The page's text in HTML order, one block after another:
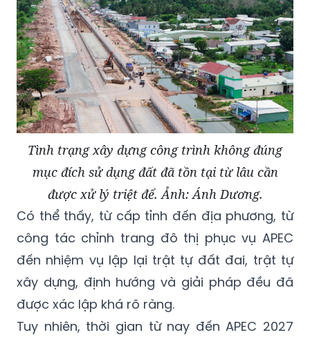
Tình trạng xây dựng công trình không đúng
mục đích sử dụng đất đã tồn tại từ lâu cần
được xử lý triệt để. Ảnh: Ánh Dương.
Có thể thấy, từ cấp tỉnh đến địa phương, từ
công tác chỉnh trang đô thị phục vụ APEC
đến nhiệm vụ lập lại trật tự đất đai, trật tự
xây dựng, định hướng và giải pháp đều đã
được xác lập khá rõ ràng.
Tuy nhiên, thời gian từ nay đến APEC 2027